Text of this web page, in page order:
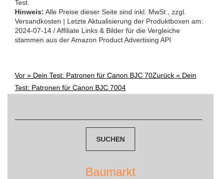
Test.
Hinweis: Alle Preise dieser Seite sind inkl. MwSt., zzgl.
Versandkosten | Letzte Aktualisierung der Produktboxen am:
2024-07-14 / Affiliate Links & Bilder für die Vergleiche
stammen aus der Amazon Product Advertising API
Post
Vor » Dein Test: Patronen für Canon BJC 70Zurück « Dein
Test: Patronen für Canon BJC 7004
Baumarkt